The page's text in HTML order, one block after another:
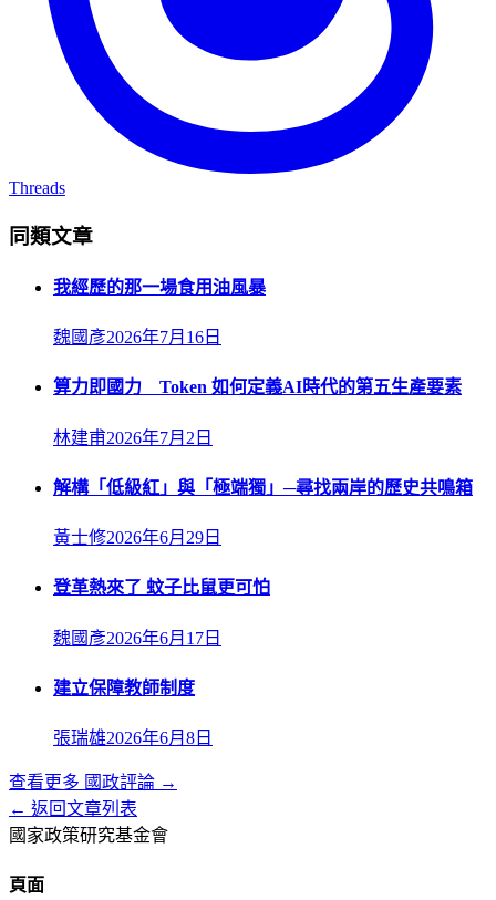
Threads
同類文章
我經歷的那一場食用油風暴
魏國彥2026年7月16日
算力即國力 Token 如何定義AI時代的第五生產要素
林建甫2026年7月2日
解構「低級紅」與「極端獨」─尋找兩岸的歷史共鳴箱
黃士修2026年6月29日
登革熱來了 蚊子比鼠更可怕
魏國彥2026年6月17日
建立保障教師制度
張瑞雄2026年6月8日
查看更多 國政評論 →
← 返回文章列表
國家政策研究基金會
頁面